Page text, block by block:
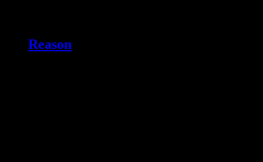
Reason